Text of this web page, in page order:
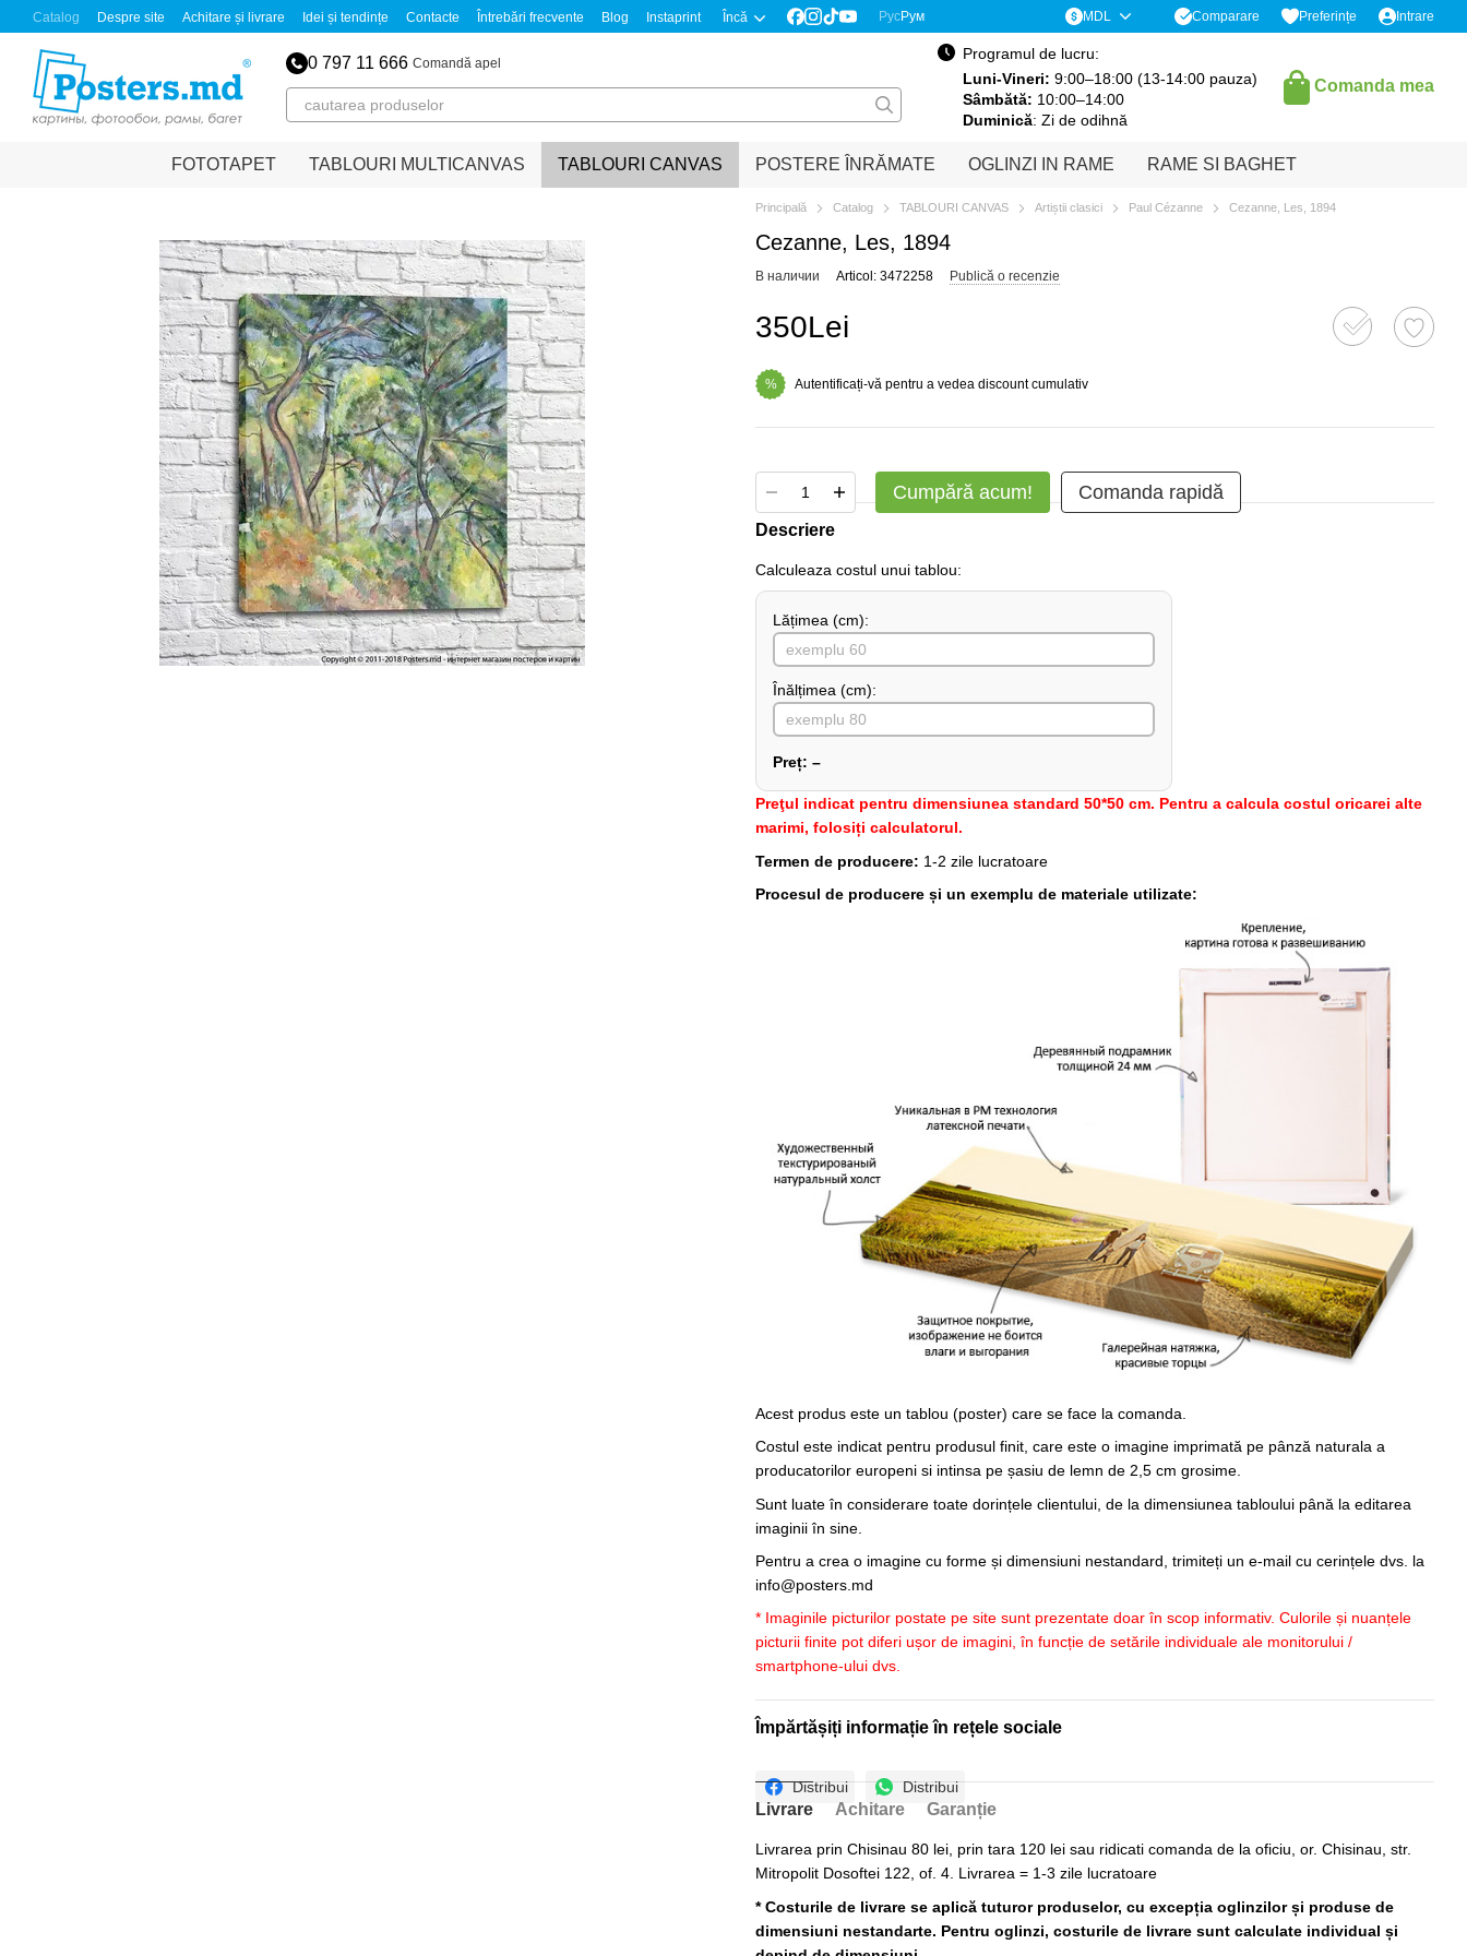
Mergi la conținutul principal
Catalog Despre site Achitare și livrare Idei și tendințe Contacte Întrebări frecvente Blog Instaprint Încă РусРум MDL Comparare Preferințe Intrare
0 797 11 666 Comandă apel
Programul de lucru:
Luni-Vineri: 9:00–18:00 (13-14:00 pauza)
Sâmbătă: 10:00–14:00
Duminică: Zi de odihnă
Comanda mea
FOTOTAPET TABLOURI MULTICANVAS TABLOURI CANVAS POSTERE ÎNRĂMATE OGLINZI IN RAME RAME SI BAGHET
Principală Catalog TABLOURI CANVAS Artiștii clasici Paul Cézanne Cezanne, Les, 1894
Cezanne, Les, 1894
В наличии Articol: 3472258 Publică o recenzie
350Lei
% Autentificați-vă pentru a vedea discount cumulativ
Cumpără acum! Comanda rapidă
Descriere
Сalculeaza costul unui tablou:
Lățimea (сm):
Înălțimea (cm):
Preț: –
Preţul indicat pentru dimensiunea standard 50*50 cm. Pentru a calcula costul oricarei alte
marimi, folosiți calculatorul.
Termen de producere: 1-2 zile lucratoare
Procesul de producere și un exemplu de materiale utilizate:
Acest produs este un tablou (poster) care se face la comanda.
Costul este indicat pentru produsul finit, care este o imagine imprimată pe pânză naturala a
producatorilor europeni si intinsa pe șasiu de lemn de 2,5 cm grosime.
Sunt luate în considerare toate dorințele clientului, de la dimensiunea tabloului până la editarea
imaginii în sine.
Pentru a crea o imagine cu forme și dimensiuni nestandard, trimiteți un e-mail cu cerințele dvs. la
info@posters.md
* Imaginile picturilor postate pe site sunt prezentate doar în scop informativ. Culorile și nuanțele
picturii finite pot diferi ușor de imagini, în funcție de setările individuale ale monitorului /
smartphone-ului dvs.
Împărtășiți informație în rețele sociale
Distribui Distribui
Livrare Achitare Garanție
Livrarea prin Chisinau 80 lei, prin tara 120 lei sau ridicati comanda de la oficiu, or. Chisinau, str.
Mitropolit Dosoftei 122, of. 4. Livrarea = 1-3 zile lucratoare
* Costurile de livrare se aplică tuturor produselor, cu excepția oglinzilor și produse de
dimensiuni nestandarte. Pentru oglinzi, costurile de livrare sunt calculate individual și